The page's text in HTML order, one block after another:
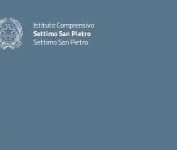
Istituto Comprensivo
Settimo San Pietro
Settimo San Pietro